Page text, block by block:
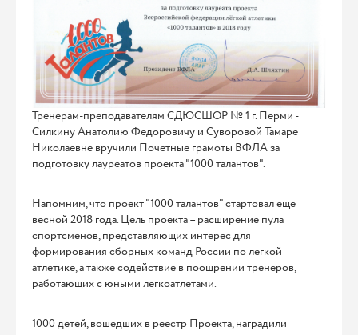
Тренерам-преподавателям СДЮСШОР № 1 г. Перми -
Силкину Анатолию Федоровичу и Суворовой Тамаре
Николаевне вручили Почетные грамоты ВФЛА за
подготовку лауреатов проекта "1000 талантов".
Напомним, что проект "1000 талантов" стартовал еще
весной 2018 года. Цель проекта – расширение пула
спортсменов, представляющих интерес для
формирования сборных команд России по легкой
атлетике, а также содействие в поощрении тренеров,
работающих с юными легкоатлетами.
1000 детей, вошедших в реестр Проекта, наградили